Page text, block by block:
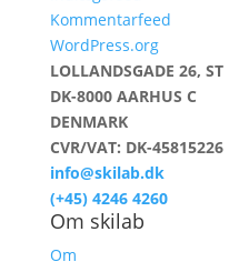
Kommentarfeed
WordPress.org
LOLLANDSGADE 26, ST
DK-8000 AARHUS C
DENMARK
CVR/VAT: DK-45815226
info@skilab.dk
(+45) 4246 4260
Om skilab
Om